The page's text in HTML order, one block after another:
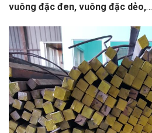
vuông đặc đen, vuông đặc dẻo,…